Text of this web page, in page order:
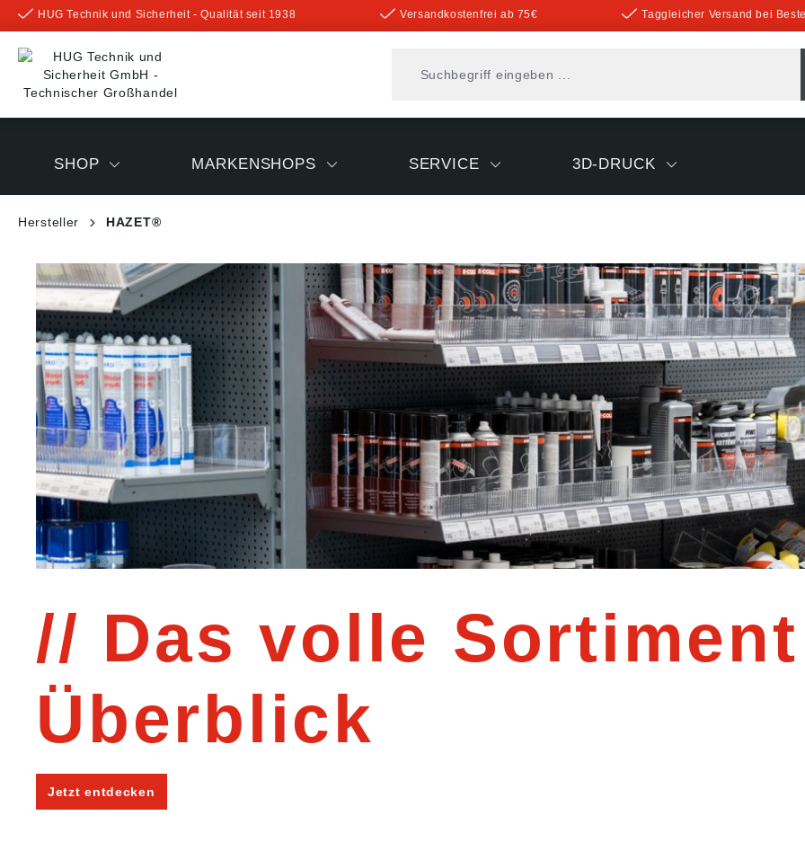
springen
HUG Technik und Sicherheit - Qualität seit 1938 Versandkostenfrei ab 75€ Taggleicher Versand bei
SHOP MARKENSHOPS SERVICE 3D-DRUCK
Hersteller HAZET®
Das volle
Überblick
Jetzt entdecken